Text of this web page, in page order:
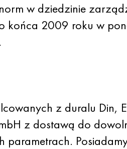
w dziedzinie
końca 2009 roku w
z duralu Din,
z dostawą do